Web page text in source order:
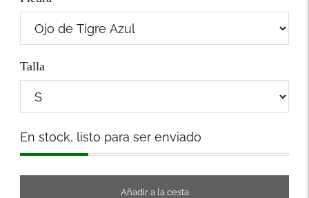
Talla
Stock
En stock, listo para ser enviado
Añadir a la cesta